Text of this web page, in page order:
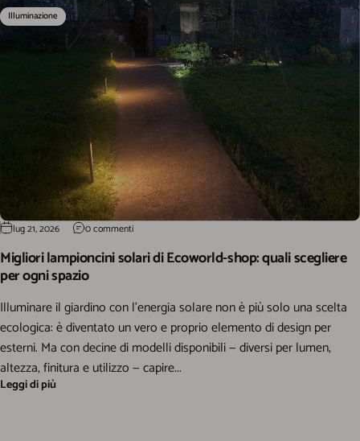
Illuminazione
lug 21, 2026 0 commenti
Migliori lampioncini solari di Ecoworld-shop: quali scegliere
per ogni spazio
Illuminare il giardino con l'energia solare non è più solo una scelta
ecologica: è diventato un vero e proprio elemento di design per
esterni. Ma con decine di modelli disponibili — diversi per lumen,
altezza, finitura e utilizzo — capire...
Leggi di più